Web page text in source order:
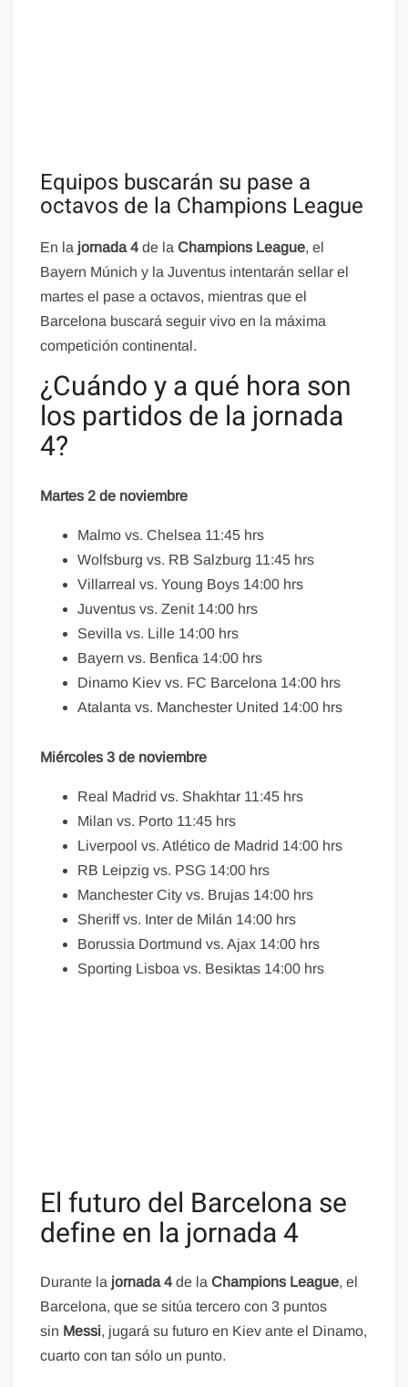
Equipos buscarán su pase a
octavos de la Champions League
En la jornada 4de laChampions League, el
Bayern Múnich y la Juventus intentarán sellar el
martes el pase a octavos, mientras que el
Barcelona buscará seguir vivo en la máxima
competición continental.
¿Cuándo y a qué hora son
los partidos de la jornada
4?
Martes 2 de noviembre
Malmo vs. Chelsea 11:45 hrs
Wolfsburg vs. RB Salzburg 11:45 hrs
Villarreal vs. Young Boys 14:00 hrs
Juventus vs. Zenit 14:00 hrs
Sevilla vs. Lille 14:00 hrs
Bayern vs. Benfica 14:00 hrs
Dinamo Kiev vs. FC Barcelona 14:00 hrs
Atalanta vs. Manchester United 14:00 hrs
Miércoles 3 de noviembre
Real Madrid vs. Shakhtar 11:45 hrs
Milan vs. Porto 11:45 hrs
Liverpool vs. Atlético de Madrid 14:00 hrs
RB Leipzig vs. PSG 14:00 hrs
Manchester City vs. Brujas 14:00 hrs
Sheriff vs. Inter de Milán 14:00 hrs
Borussia Dortmund vs. Ajax 14:00 hrs
Sporting Lisboa vs. Besiktas 14:00 hrs
El futuro del Barcelona se
define en la jornada 4
Durante la jornada 4de la Champions League, el
Barcelona, que se sitúa tercero con 3 puntos
sin Messi, jugará su futuro en Kiev ante el Dinamo,
cuarto con tan sólo un punto.